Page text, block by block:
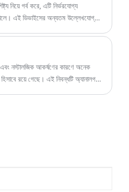
নিয়ে গর্ব করে, এটি নির্ভরযোগ্য
এই ডিভাইসের অন্যতম উল্লেখযোগ্য
এবং নস্টালজিক আকর্ষণের কারণে অনেক
রয়ে গেছে। এই নিবন্ধটি অ্যানালগ